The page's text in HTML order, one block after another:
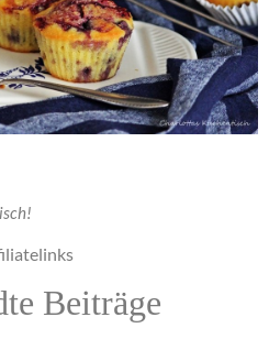
Beiträge